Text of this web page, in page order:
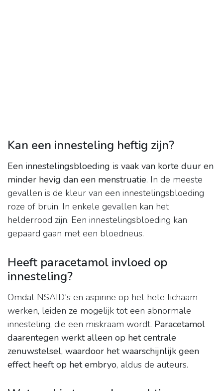
Kan een innesteling heftig zijn?
Een innestelingsbloeding is vaak van korte duur en
minder hevig dan een menstruatie. In de meeste
gevallen is de kleur van een innestelingsbloeding
roze of bruin. In enkele gevallen kan het
helderrood zijn. Een innestelingsbloeding kan
gepaard gaan met een bloedneus.
Heeft paracetamol invloed op
innesteling?
Omdat NSAID's en aspirine op het hele lichaam
werken, leiden ze mogelijk tot een abnormale
innesteling, die een miskraam wordt. Paracetamol
daarentegen werkt alleen op het centrale
zenuwstelsel, waardoor het waarschijnlijk geen
effect heeft op het embryo, aldus de auteurs.